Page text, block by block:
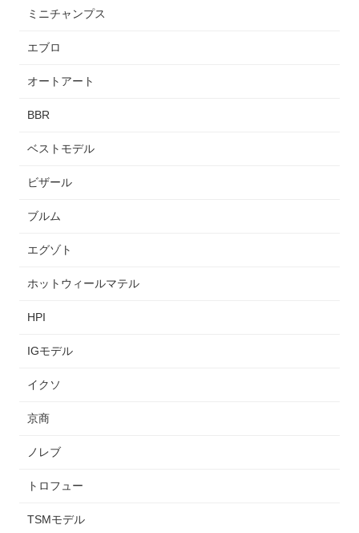
ミニチャンプス
エブロ
オートアート
BBR
ベストモデル
ビザール
ブルム
エグゾト
ホットウィールマテル
HPI
IGモデル
イクソ
京商
ノレブ
トロフュー
TSMモデル